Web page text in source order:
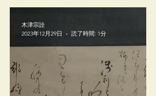
木津宗詮
2023年12月29日
読了時間: 1分